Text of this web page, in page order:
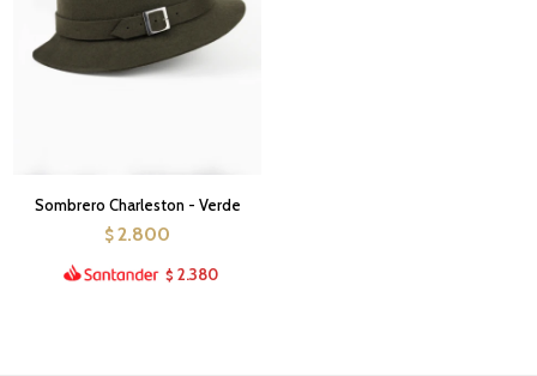
Sombrero Charleston - Verde
$ 2.800
$ 2.380